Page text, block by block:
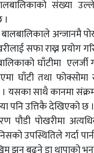
संख्या
अन्जानमै
सफा राख्न प्रयोग
घाँटीमा
घाँटी तथा
यसका साथै कानमा
पनि उत्तिकै देखिएको छ ।
पौडी पोखरीमा
उपस्थितिले गर्दा